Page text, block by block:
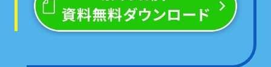
どんなことでもお聞かせください